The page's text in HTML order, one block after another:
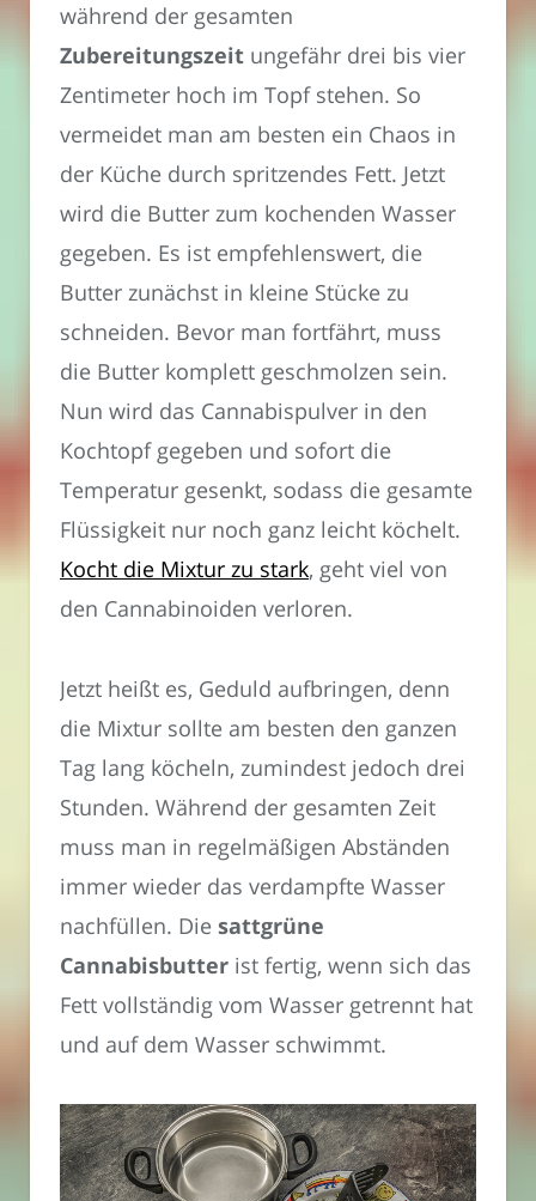
während der gesamten
Zubereitungszeit ungefähr drei bis vier
Zentimeter hoch im Topf stehen. So
vermeidet man am besten ein Chaos in
der Küche durch spritzendes Fett. Jetzt
wird die Butter zum kochenden Wasser
gegeben. Es ist empfehlenswert, die
Butter zunächst in kleine Stücke zu
schneiden. Bevor man fortfährt, muss
die Butter komplett geschmolzen sein.
Nun wird das Cannabispulver in den
Kochtopf gegeben und sofort die
Temperatur gesenkt, sodass die gesamte
Flüssigkeit nur noch ganz leicht köchelt.
Kocht die Mixtur zu stark, geht viel von
den Cannabinoiden verloren.
Jetzt heißt es, Geduld aufbringen, denn
die Mixtur sollte am besten den ganzen
Tag lang köcheln, zumindest jedoch drei
Stunden. Während der gesamten Zeit
muss man in regelmäßigen Abständen
immer wieder das verdampfte Wasser
nachfüllen. Die sattgrüne
Cannabisbutter ist fertig, wenn sich das
Fett vollständig vom Wasser getrennt hat
und auf dem Wasser schwimmt.